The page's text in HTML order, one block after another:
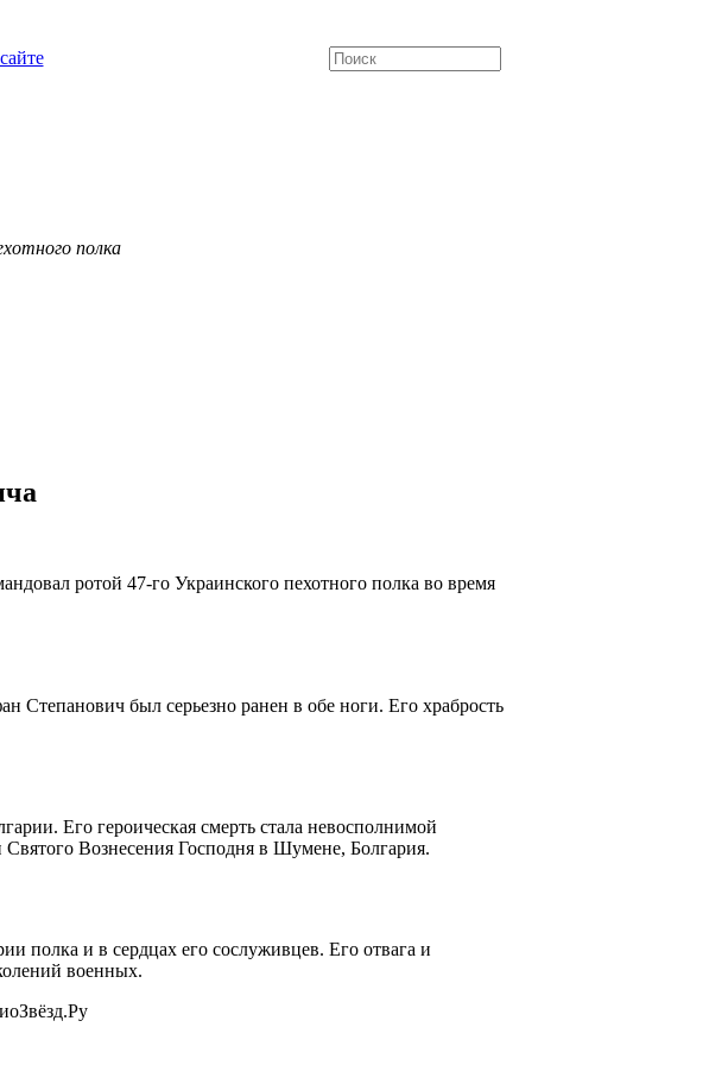
полка
ротой 47-го Украинского пехотного полка во время
Степанович был серьезно ранен в обе ноги. Его храбрость
Его героическая смерть стала невосполнимой
Вознесения Господня в Шумене, Болгария.
полка и в сердцах его сослуживцев. Его отвага и
военных.